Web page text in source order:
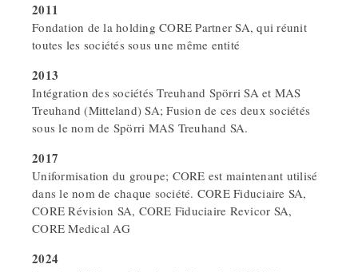
2011
Fondation de la holding CORE Partner SA, qui réunit
toutes les sociétés sous une même entité
2013
Intégration des sociétés Treuhand Spörri SA et MAS
Treuhand (Mitteland) SA; Fusion de ces deux sociétés
sous le nom de Spörri MAS Treuhand SA.
2017
Uniformisation du groupe; CORE est maintenant utilisé
dans le nom de chaque société. CORE Fiduciaire SA,
CORE Révision SA, CORE Fiduciaire Revicor SA,
CORE Medical AG
2024